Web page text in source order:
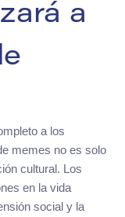
a
a los
memes no es solo
cultural. Los
en la vida
social y la